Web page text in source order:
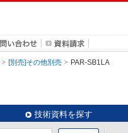
[別売]その他別売 PAR-SB1LA
技術資料を探す